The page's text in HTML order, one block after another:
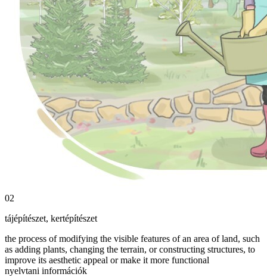
02
tájépítészet, kertépítészet
the process of modifying the visible features of an area of land, such
as adding plants, changing the terrain, or constructing structures, to
improve its aesthetic appeal or make it more functional
nyelvtani információk